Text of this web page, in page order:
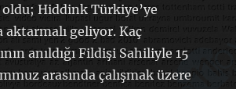
Hiddink Türkiye’ye
aktarmalı geliyor. Kaç
anıldığı Fildişi Sahiliyle 15
arasında çalışmak üzere